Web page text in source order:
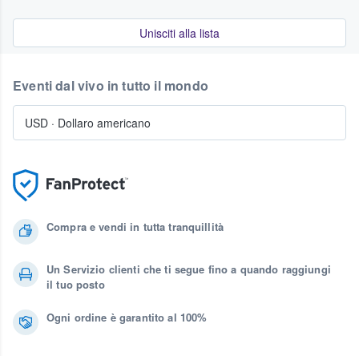
Unisciti alla lista
Compra e vendi in tutta tranquillità
Un Servizio clienti che ti segue fino a quando raggiungi
il tuo posto
Ogni ordine è garantito al 100%
Eventi dal vivo in tutto il mondo
USD · Dollaro americano